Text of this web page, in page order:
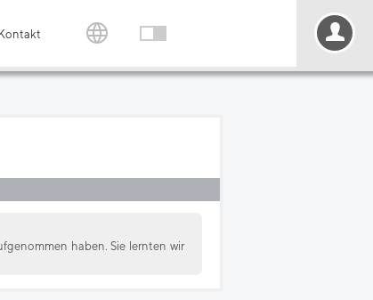
Kontakt
haben. Sie lernten wir